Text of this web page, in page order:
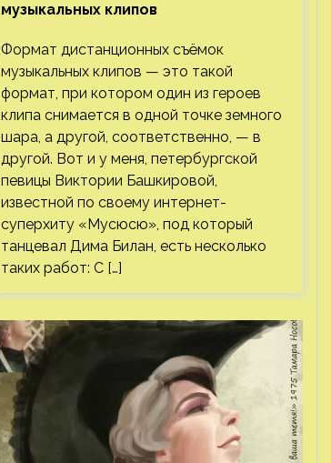
музыкальных клипов⁠⁠
Формат дистанционных съёмок
музыкальных клипов — это такой
формат, при котором один из героев
клипа снимается в одной точке земного
шара, а другой, соответственно, — в
другой. Вот и у меня, петербургской
певицы Виктории Башкировой,
известной по своему интернет-
суперхиту «Мусюсю», под который
танцевал Дима Билан, есть несколько
таких работ: С […]